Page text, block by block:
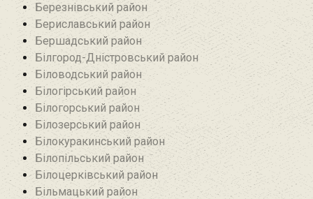
Березнівський район‎
Бериславський район
Бершадський район
Білгород-Дністровський район
Біловодський район‎
Білогірський район
Білогорський район
Білозерський район
Білокуракинський район‎
Білопільський район
Білоцерківський район
Більмацький район